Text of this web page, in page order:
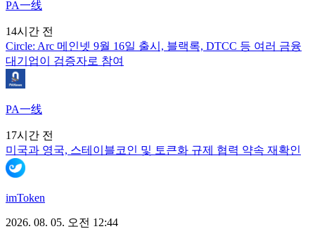
PA一线
14시간 전
Circle: Arc 메인넷 9월 16일 출시, 블랙록, DTCC 등 여러 금융
대기업이 검증자로 참여
PA一线
17시간 전
미국과 영국, 스테이블코인 및 토큰화 규제 협력 약속 재확인
imToken
2026. 08. 05. 오전 12:44